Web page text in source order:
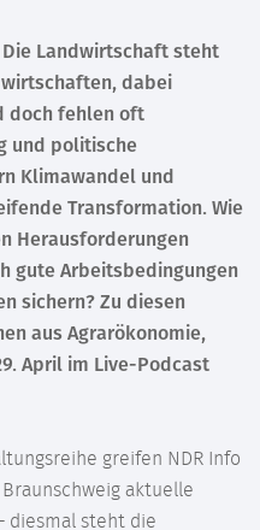
Die Landwirtschaft steht
dabei
doch fehlen oft
und politische
Klimawandel und
Transformation. Wie
Herausforderungen
gute Arbeitsbedingungen
sichern? Zu diesen
aus Agrarökonomie,
April im Live-Podcast
greifen NDR Info
aktuelle
diesmal steht die